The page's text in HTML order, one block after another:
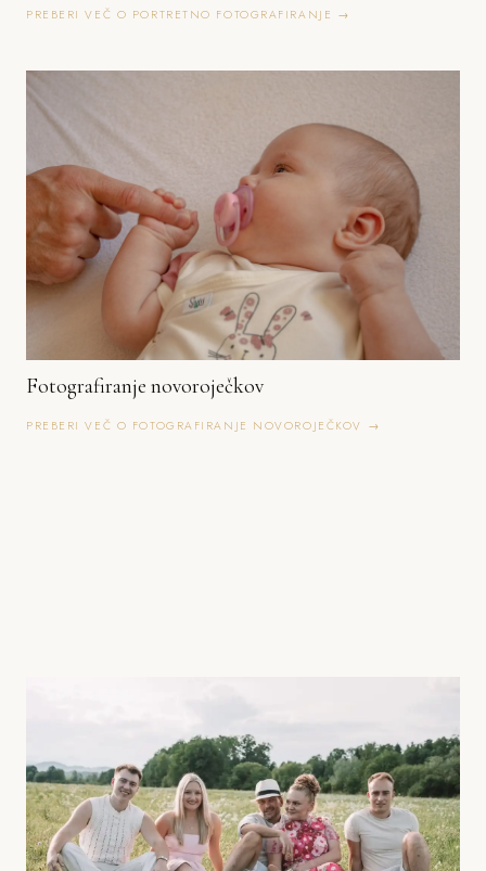
PREBERI VEČ O PORTRETNO FOTOGRAFIRANJE →
Fotografiranje novoroječkov
PREBERI VEČ O FOTOGRAFIRANJE NOVOROJEČKOV →